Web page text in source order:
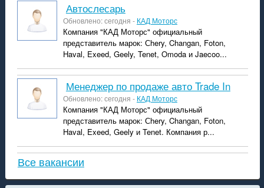
автослесарь
Обновлено: сегодня - КАД Моторс
Компания "КАД Моторс" официальный
представитель марок: Сhery, Changan, Foton,
Haval, Exeed, Geely, Tenet, Omoda и Jaecoo...
менеджер по продаже авто Trade In
Обновлено: сегодня - КАД Моторс
Компания "КАД Моторс" официальный
представитель марок: Сhery, Changan, Foton,
Haval, Exeed, Geely и Tenet. Компания р...
Все вакансии